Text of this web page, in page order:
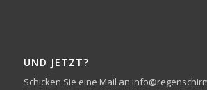
UND JETZT?
Schicken Sie eine Mail an